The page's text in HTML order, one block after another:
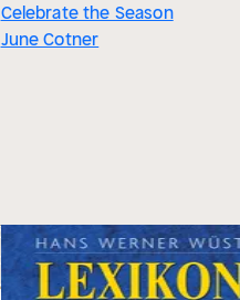
Celebrate the Season
June Cotner